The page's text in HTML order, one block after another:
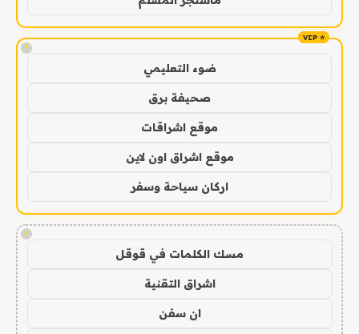
!
ضوء التعليمي
صحيفة برق
موقع اشراقات
موقع اشراق اون لاين
اركان سياحة وسفر
!
مسك الكلمات في قوقل
اشراق التقنية
ان سفن